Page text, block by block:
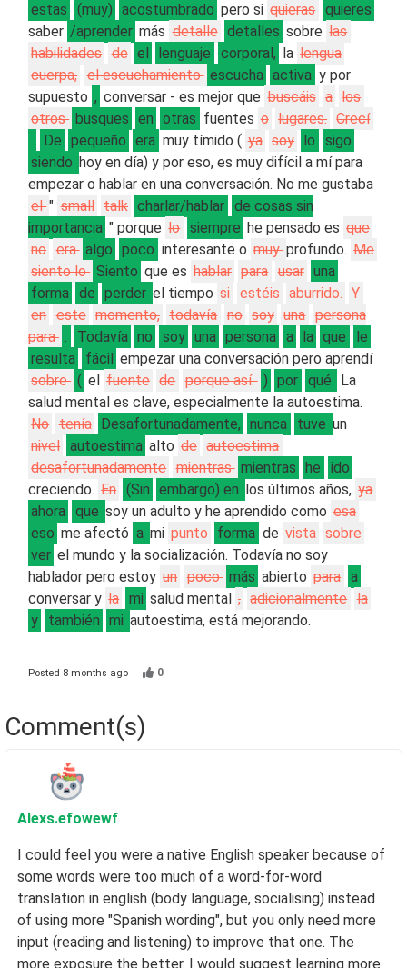
estas
(muy) acostumbrado pero si quieras quieres
saber /aprender más detalle detalles sobre las
habilidades de el lenguaje corporal, la lengua
cuerpa, el escuchamiento escucha activa y por
supuesto , conversar - es mejor que buscáis a los
otros busques en otras fuentes o lugares. Crecí
.
De pequeño era muy tímido ( ya soy lo
sigo
siendo hoy en día) y por eso, es muy difícil a mí para
empezar o hablar en una conversación. No me gustaba
el" small talk charlar/hablar de cosas sin
importancia " porque lo siempre he pensado es que
no era algo poco interesante o muyprofundo. Me
siento lo Siento que es hablar para usar una
forma de perder el tiempo si estéis aburrido. Y
en este momento, todavía no soy una persona
para . Todavía no soy una persona a la que
le
resulta
fácil
empezar una conversación pero aprendí
sobre ( el fuente de porque así. ) por qué. La
salud mental es clave, especialmente la autoestima.
No tenía Desafortunadamente, nunca tuve un
nivel autoestima alto de autoestima
desafortunadamente mientras mientras he
ido
creciendo. En (Sin embargo) en los últimos años, ya
ahora que soy un adulto y he aprendido como esa
eso me afectó a mi punto forma de vista sobre
ver el mundo y la socialización. Todavía no soy
hablador pero estoy un poco más abierto para a
conversar y la mi salud mental , adicionalmente la
y
también mi autoestima, está mejorando.
Posted 8 months ago 0
Comment(s)
Alexs.efowewf
I could feel you were a native English speaker because of
some words were too much of a word-for-word
translation in english (body language, socialising) instead
of using more "Spanish wording", but you only need more
input (reading and listening) to improve that one. The
more exposure the better. I would suggest learning more